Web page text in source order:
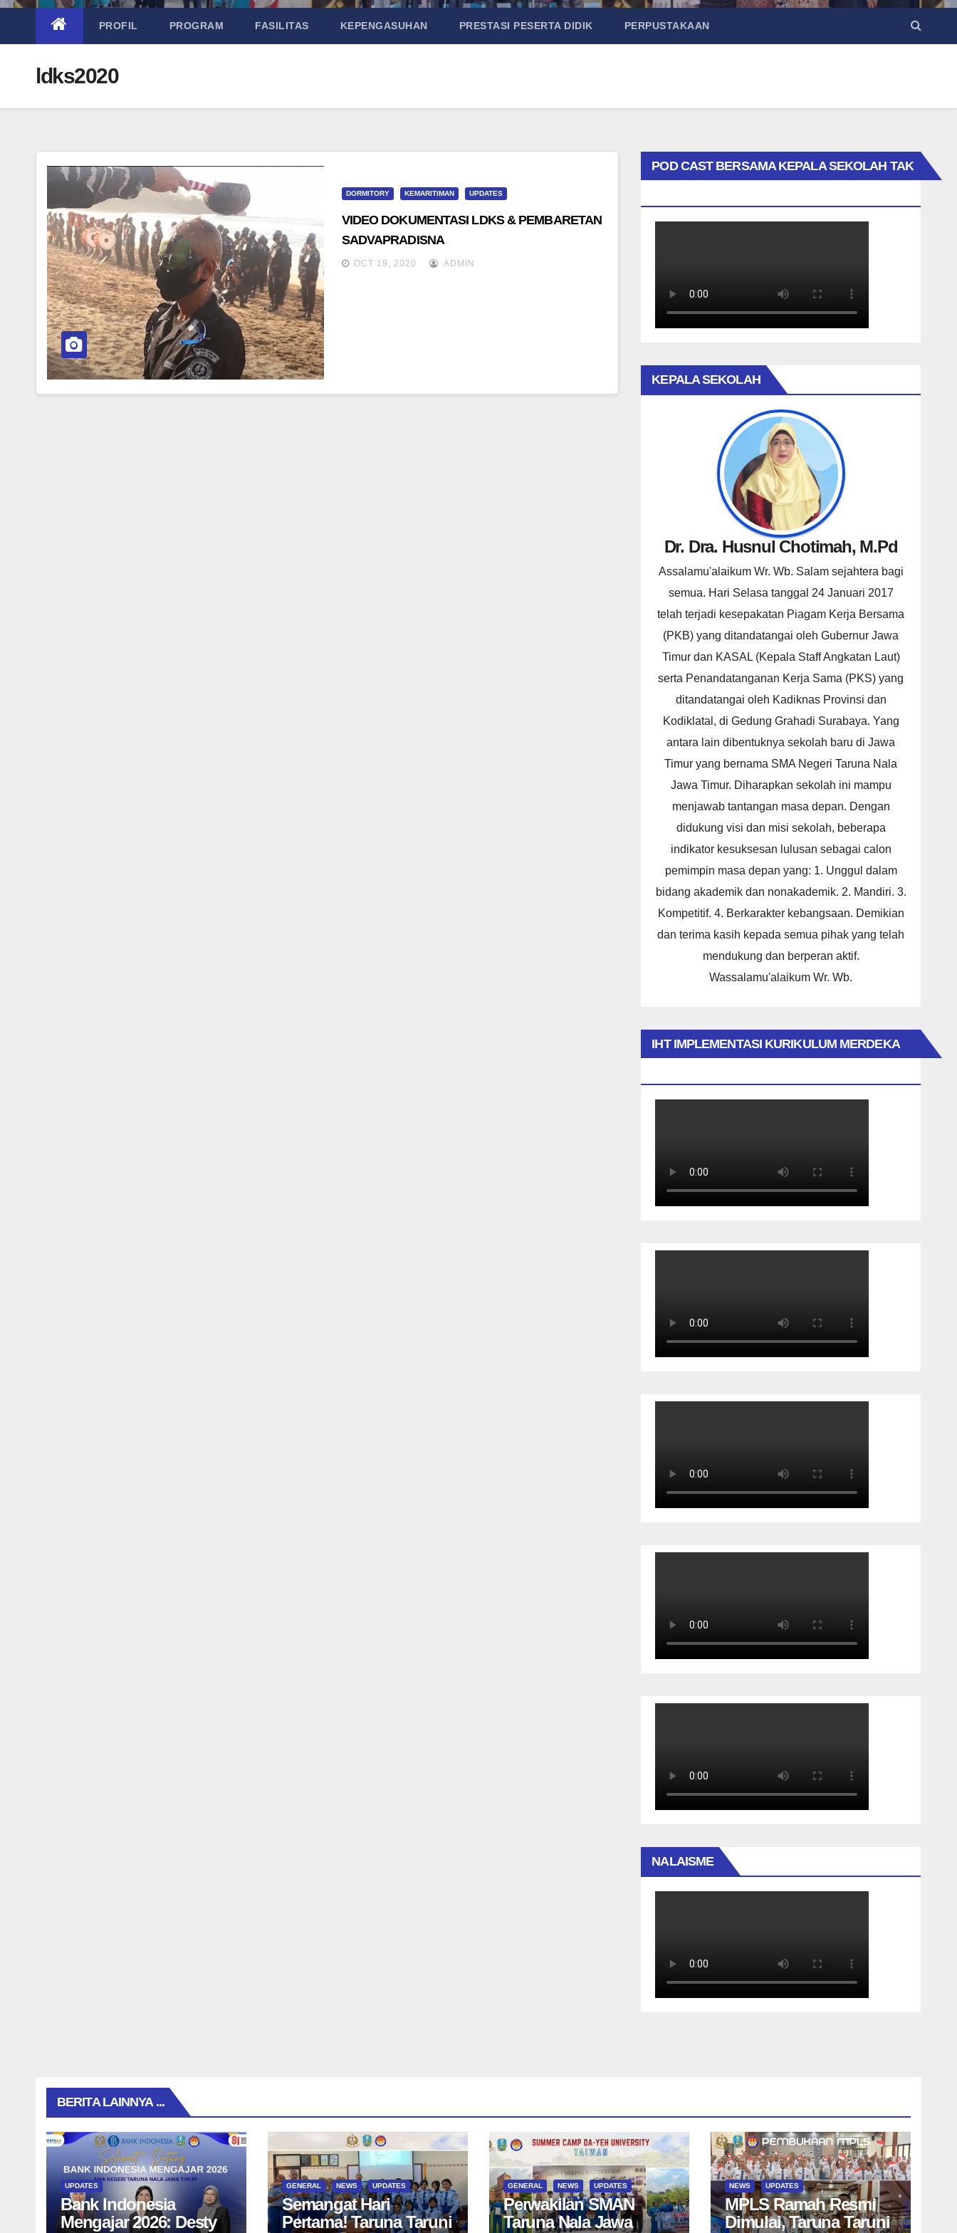
PROFIL PROGRAM FASILITAS KEPENGASUHAN PRESTASI PESERTA DIDIK PERPUSTAKAAN
ldks2020
DORMITORY KEMARITIMAN UPDATES
VIDEO DOKUMENTASI LDKS & PEMBARETAN
SADVAPRADISNA
OCT 19, 2020 ADMIN
POD CAST BERSAMA KEPALA SEKOLAH TAK
KEPALA SEKOLAH
Dr. Dra. Husnul Chotimah, M.Pd
Assalamu'alaikum Wr. Wb. Salam sejahtera bagi
semua. Hari Selasa tanggal 24 Januari 2017
telah terjadi kesepakatan Piagam Kerja Bersama
(PKB) yang ditandatangai oleh Gubernur Jawa
Timur dan KASAL (Kepala Staff Angkatan Laut)
serta Penandatanganan Kerja Sama (PKS) yang
ditandatangai oleh Kadiknas Provinsi dan
Kodiklatal, di Gedung Grahadi Surabaya. Yang
antara lain dibentuknya sekolah baru di Jawa
Timur yang bernama SMA Negeri Taruna Nala
Jawa Timur. Diharapkan sekolah ini mampu
menjawab tantangan masa depan. Dengan
didukung visi dan misi sekolah, beberapa
indikator kesuksesan lulusan sebagai calon
pemimpin masa depan yang: 1. Unggul dalam
bidang akademik dan nonakademik. 2. Mandiri. 3.
Kompetitif. 4. Berkarakter kebangsaan. Demikian
dan terima kasih kepada semua pihak yang telah
mendukung dan berperan aktif.
Wassalamu'alaikum Wr. Wb.
IHT IMPLEMENTASI KURIKULUM MERDEKA
NALAISME
BERITA LAINNYA ...
UPDATES
Bank Indonesia
Mengajar 2026: Desty
GENERAL NEWS UPDATES
Semangat Hari
Pertama! Taruna Taruni
GENERAL NEWS UPDATES
Perwakilan SMAN
Taruna Nala Jawa
NEWS UPDATES
MPLS Ramah Resmi
Dimulai, Taruna Taruni